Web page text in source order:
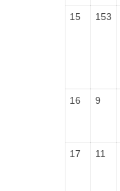
15 153
16 9
17 11